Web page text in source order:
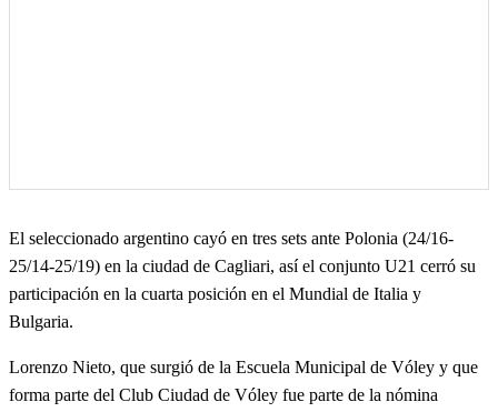
El seleccionado argentino cayó en tres sets ante Polonia (24/16-
25/14-25/19) en la ciudad de Cagliari, así el conjunto U21 cerró su
participación en la cuarta posición en el Mundial de Italia y
Bulgaria.
Lorenzo Nieto, que surgió de la Escuela Municipal de Vóley y que
forma parte del Club Ciudad de Vóley fue parte de la nómina